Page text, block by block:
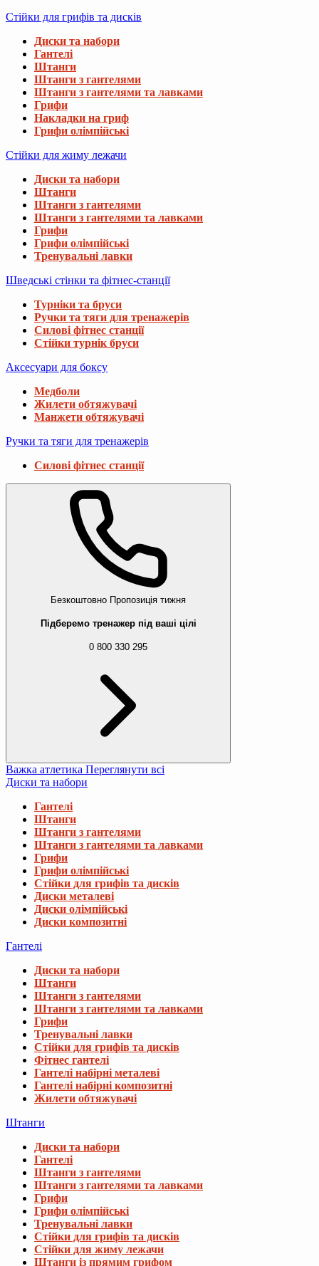
Стійки для грифів та дисків
Диски та набори
Гантелі
Штанги
Штанги з гантелями
Штанги з гантелями та лавками
Грифи
Накладки на гриф
Грифи олімпійські
Стійки для жиму лежачи
Диски та набори
Штанги
Штанги з гантелями
Штанги з гантелями та лавками
Грифи
Грифи олімпійські
Тренувальні лавки
Шведські стінки та фітнес-станції
Турніки та бруси
Ручки та тяги для тренажерів
Силові фітнес станції
Стійки турнік бруси
Аксесуари для боксу
Медболи
Жилети обтяжувачі
Манжети обтяжувачі
Ручки та тяги для тренажерів
Силові фітнес станції
Безкоштовно Пропозиція тижня
Підберемо тренажер під ваші цілі
0 800 330 295
Важка атлетика Переглянути всі
Диски та набори
Гантелі
Штанги
Штанги з гантелями
Штанги з гантелями та лавками
Грифи
Грифи олімпійські
Стійки для грифів та дисків
Диски металеві
Диски олімпійські
Диски композитні
Гантелі
Диски та набори
Штанги
Штанги з гантелями
Штанги з гантелями та лавками
Грифи
Тренувальні лавки
Стійки для грифів та дисків
Фітнес гантелі
Гантелі набірні металеві
Гантелі набірні композитні
Жилети обтяжувачі
Штанги
Диски та набори
Гантелі
Штанги з гантелями
Штанги з гантелями та лавками
Грифи
Грифи олімпійські
Тренувальні лавки
Стійки для грифів та дисків
Стійки для жиму лежачи
Штанги із прямим грифом